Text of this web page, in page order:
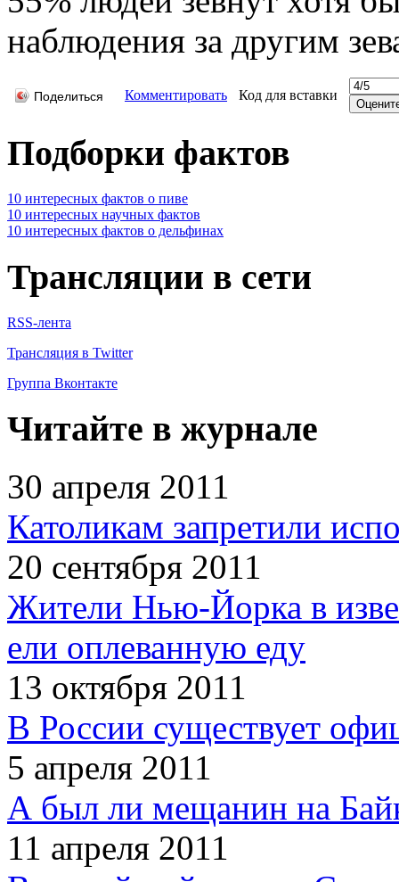
наблюдения за другим
Поделиться Комментировать Код для вставки
Подборки фактов
10 интересных фактов о пиве
10 интересных научных фактов
10 интересных фактов о дельфинах
Трансляции в сети
RSS-лента
Трансляция в Twitter
Группа Вконтакте
Читайте в журнале
30 апреля 2011
Католикам запретили
20 сентября 2011
Жители Нью-Йорка в
ели оплеванную еду
13 октября 2011
В России существует
5 апреля 2011
А был ли мещанин на
11 апреля 2011